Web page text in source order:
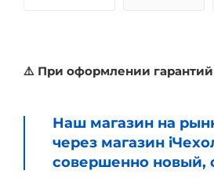
⚠️ При оформлении
Наш магазин на
через магазин
совершенно новый,